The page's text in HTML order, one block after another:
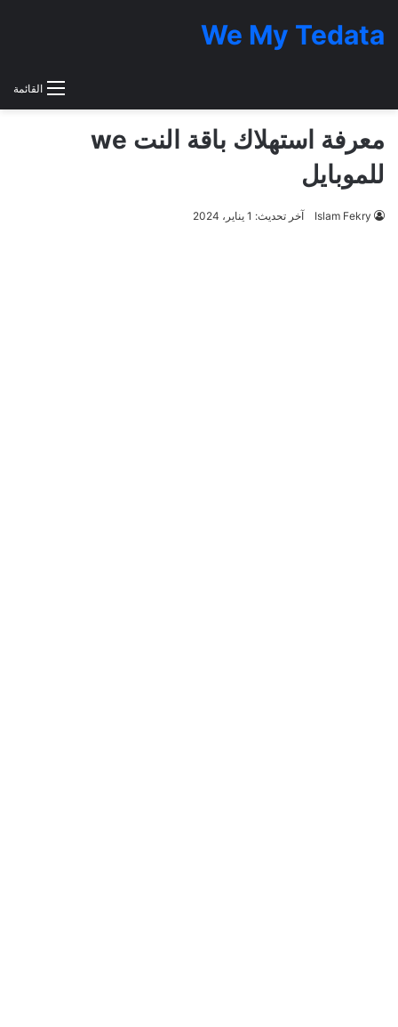
القائمة
We My Tedata
معرفة استهلاك باقة النت we
للموبايل
Islam Fekry آخر تحديث: 1 يناير، 2024